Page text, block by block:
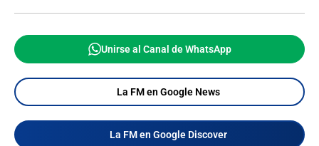
Unirse al Canal de WhatsApp
La FM en Google News
La FM en Google Discover